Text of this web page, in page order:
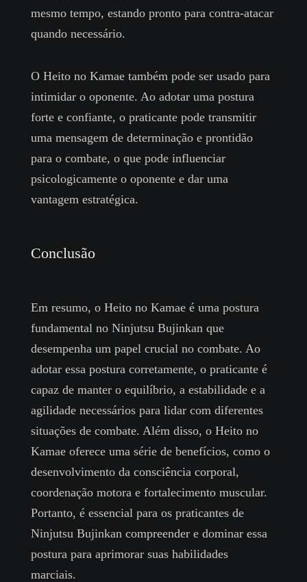
mesmo tempo, estando pronto para contra-atacar
quando necessário.
O Heito no Kamae também pode ser usado para
intimidar o oponente. Ao adotar uma postura
forte e confiante, o praticante pode transmitir
uma mensagem de determinação e prontidão
para o combate, o que pode influenciar
psicologicamente o oponente e dar uma
vantagem estratégica.
Conclusão
Em resumo, o Heito no Kamae é uma postura
fundamental no Ninjutsu Bujinkan que
desempenha um papel crucial no combate. Ao
adotar essa postura corretamente, o praticante é
capaz de manter o equilíbrio, a estabilidade e a
agilidade necessários para lidar com diferentes
situações de combate. Além disso, o Heito no
Kamae oferece uma série de benefícios, como o
desenvolvimento da consciência corporal,
coordenação motora e fortalecimento muscular.
Portanto, é essencial para os praticantes de
Ninjutsu Bujinkan compreender e dominar essa
postura para aprimorar suas habilidades
marciais.